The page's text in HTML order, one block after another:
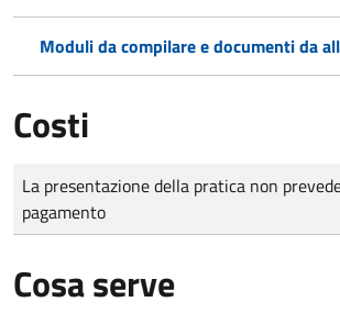
Moduli da compilare e documenti da
Costi
Tipo di pagamento
Importo
La presentazione della pratica non
pagamento
Cosa serve